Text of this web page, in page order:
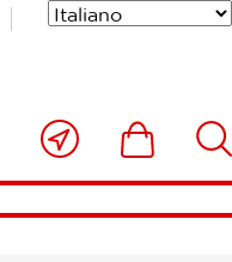
Vicino
a
me